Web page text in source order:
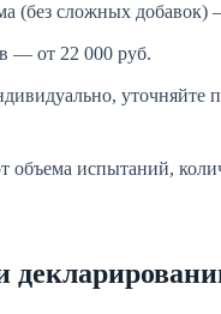
(без сложных добавок)
— от 22 000 руб.
уточняйте
объема испытаний,